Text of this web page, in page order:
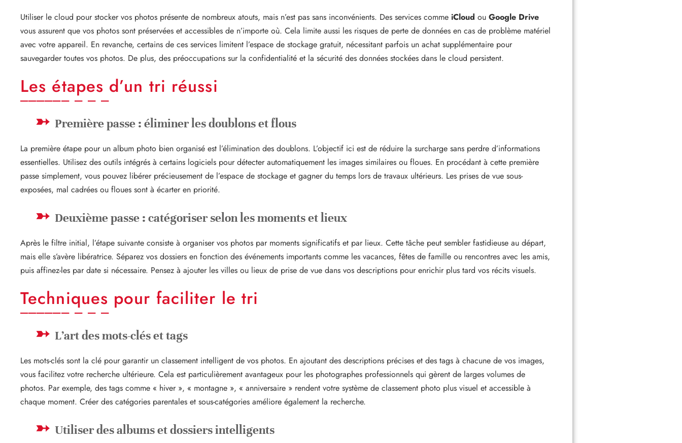
Utiliser le cloud pour stocker vos photos présente de nombreux atouts, mais n’est pas sans inconvénients. Des services comme iCloud ou Google Drive
vous assurent que vos photos sont préservées et accessibles de n’importe où. Cela limite aussi les risques de perte de données en cas de problème matériel
avec votre appareil. En revanche, certains de ces services limitent l’espace de stockage gratuit, nécessitant parfois un achat supplémentaire pour
sauvegarder toutes vos photos. De plus, des préoccupations sur la confidentialité et la sécurité des données stockées dans le cloud persistent.
Les étapes d’un tri réussi
Première passe : éliminer les doublons et flous
La première étape pour un album photo bien organisé est l’élimination des doublons. L’objectif ici est de réduire la surcharge sans perdre d’informations
essentielles. Utilisez des outils intégrés à certains logiciels pour détecter automatiquement les images similaires ou floues. En procédant à cette première
passe simplement, vous pouvez libérer précieusement de l’espace de stockage et gagner du temps lors de travaux ultérieurs. Les prises de vue sous-
exposées, mal cadrées ou floues sont à écarter en priorité.
Deuxième passe : catégoriser selon les moments et lieux
Après le filtre initial, l’étape suivante consiste à organiser vos photos par moments significatifs et par lieux. Cette tâche peut sembler fastidieuse au départ,
mais elle s’avère libératrice. Séparez vos dossiers en fonction des événements importants comme les vacances, fêtes de famille ou rencontres avec les amis,
puis affinez-les par date si nécessaire. Pensez à ajouter les villes ou lieux de prise de vue dans vos descriptions pour enrichir plus tard vos récits visuels.
Techniques pour faciliter le tri
L’art des mots-clés et tags
Les mots-clés sont la clé pour garantir un classement intelligent de vos photos. En ajoutant des descriptions précises et des tags à chacune de vos images,
vous facilitez votre recherche ultérieure. Cela est particulièrement avantageux pour les photographes professionnels qui gèrent de larges volumes de
photos. Par exemple, des tags comme « hiver », « montagne », « anniversaire » rendent votre système de classement photo plus visuel et accessible à
chaque moment. Créer des catégories parentales et sous-catégories améliore également la recherche.
Utiliser des albums et dossiers intelligents